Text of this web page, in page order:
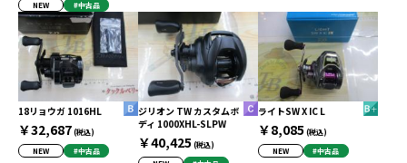
NEW
#中古品
18リョウガ 1016HL
￥32,687(税込)
NEW
#中古品
ジリオン TW カスタムボ
ディ 1000XHL-SLPW
￥40,425 (税込)
ライトSW X IC L
￥8,085 (税込)
NEW
#中古品